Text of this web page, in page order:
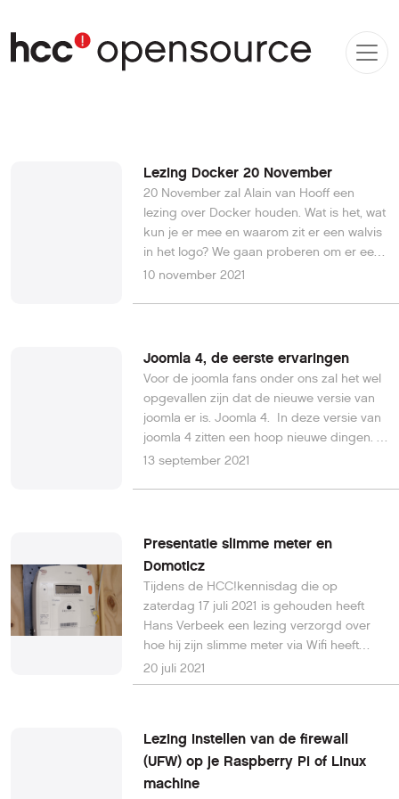
Lezing Docker 20 November
20 November zal Alain van Hooff een
lezing over Docker houden. Wat is het, wat
kun je er mee en waarom zit er een walvis
in het logo? We gaan proberen om er een
hybride sessie van te maken. Je bent
Coronatoegangsbewijs en
legitimatiebewijs bij je hebben. We hebben
plaats voor twintig personen. Zie hiervoor
ook:
https://www.rijksoverheid.nl/onderwerpen/
covid-19/cultuur-uitgaan-en-
sport/coronatoegangsbewijs
https://coronacheck.nl/nl/ de lezing is
10 november 2021
Joomla 4, de eerste ervaringen
Voor de joomla fans onder ons zal het wel
opgevallen zijn dat de nieuwe versie van
joomla er is. Joomla 4. In deze versie van
joomla 4 zitten een hoop nieuwe dingen.
In deze lezing (*) deelt bas zijn eerste
ervaring met Joomla 4 aanzich en
onderdelen en waar Bas tegenaan
gelopen is op dat vlak. Denk er aan
aanmelding is verplicht voor fysieke
bijeenkomst: dit doe je via agenda item
aan de rechter kant van deze site. Deze
lezing zal hybride zijn, dat houdt in dat live
lezing is op 18 september 2021 gehouden)
13 september 2021
Presentatie slimme meter en
Domoticz
Tijdens de HCC!kennisdag die op
zaterdag 17 juli 2021 is gehouden heeft
Hans Verbeek een lezing verzorgd over
hoe hij zijn slimme meter via Wifi heeft
gekoppeld aan Domoticz.
20 juli 2021
Lezing instellen van de firewall
(UFW) op je Raspberry Pi of Linux
machine